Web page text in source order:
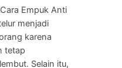
Empuk Anti
menjadi
karena
tetap
Selain itu,